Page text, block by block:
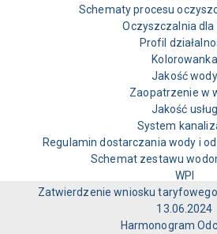
Schematy procesu
Oczyszczalnia dla
Profil
Kolorowanka
Jakość wody
Zaopatrzenie w
Jakość usług
System
Regulamin dostarczania wody i
Schemat zestawu
WPI
Zatwierdzenie wniosku
13.06.2024
Harmonogram